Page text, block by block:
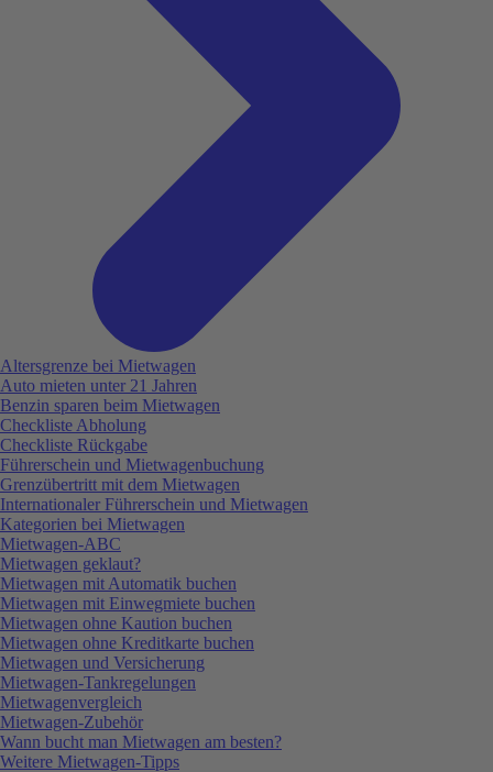
Altersgrenze bei Mietwagen
Auto mieten unter 21 Jahren
Benzin sparen beim Mietwagen
Checkliste Abholung
Checkliste Rückgabe
Führerschein und Mietwagenbuchung
Grenzübertritt mit dem Mietwagen
Internationaler Führerschein und Mietwagen
Kategorien bei Mietwagen
Mietwagen-ABC
Mietwagen geklaut?
Mietwagen mit Automatik buchen
Mietwagen mit Einwegmiete buchen
Mietwagen ohne Kaution buchen
Mietwagen ohne Kreditkarte buchen
Mietwagen und Versicherung
Mietwagen-Tankregelungen
Mietwagenvergleich
Mietwagen-Zubehör
Wann bucht man Mietwagen am besten?
Weitere Mietwagen-Tipps